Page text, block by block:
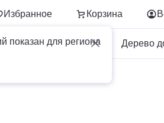
Избранное Корзина
показан для региона
Для бизнеса Дерево